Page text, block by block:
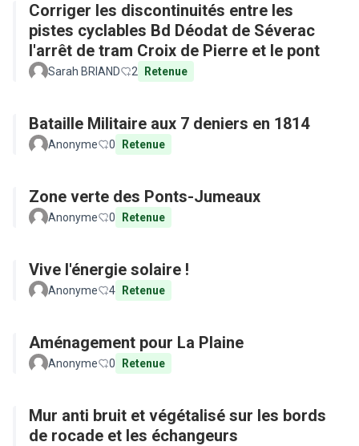
Corriger les discontinuités entre les
pistes cyclables Bd Déodat de Séverac
l'arrêt de tram Croix de Pierre et le pont
Sarah BRIAND 2 Retenue
Bataille Militaire aux 7 deniers en 1814
Anonyme 0 Retenue
Zone verte des Ponts-Jumeaux
Anonyme 0 Retenue
Vive l'énergie solaire !
Anonyme 4 Retenue
Aménagement pour La Plaine
Anonyme 0 Retenue
Mur anti bruit et végétalisé sur les bords
de rocade et les échangeurs